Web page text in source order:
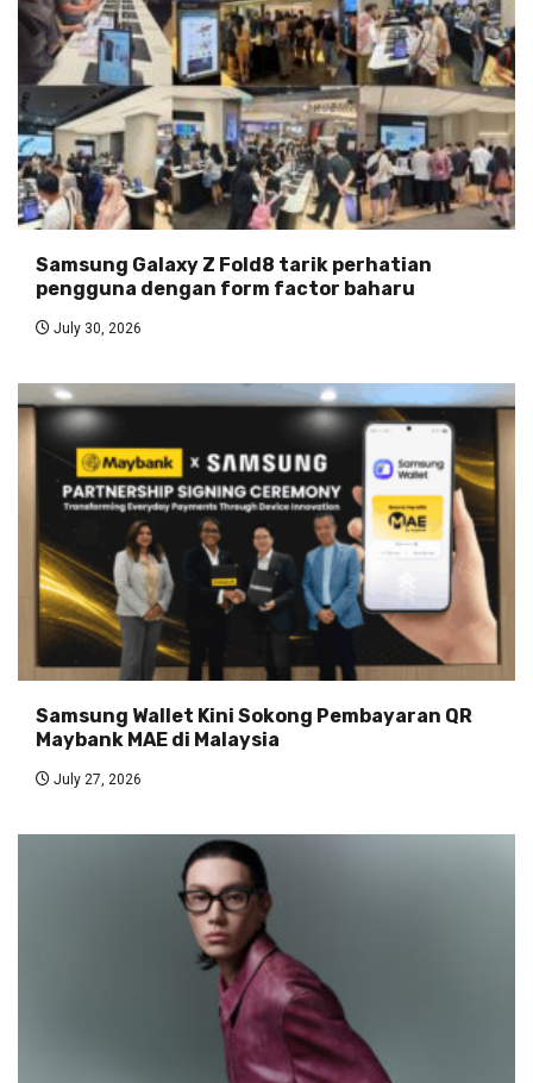
Samsung Galaxy Z Fold8 tarik perhatian
pengguna dengan form factor baharu
July 30, 2026
Samsung Wallet Kini Sokong Pembayaran QR
Maybank MAE di Malaysia
July 27, 2026